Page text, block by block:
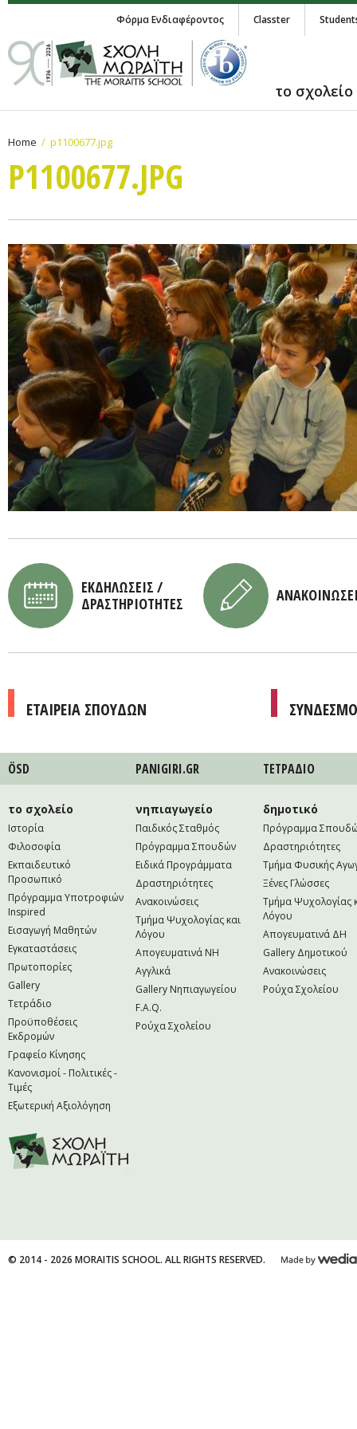
Φόρμα Ενδιαφέροντος Classter
το σχολείο
Home p1100677.jpg
P1100677.JPG
ΕΚΔΗΛΩΣΕΙΣ /
ΔΡΑΣΤΗΡΙΟΤΗΤΕΣ
ΕΤΑΙΡΕΙΑ ΣΠΟΥΔΩΝ
ÖSD PANIGIRI.GR ΤΕΤΡAΔΙΟ
το σχολείο
Ιστορία
Φιλοσοφία
Εκπαιδευτικό
Προσωπικό
Πρόγραμμα Υποτροφιών
Inspired
Εισαγωγή Μαθητών
Εγκαταστάσεις
Πρωτοπορίες
Gallery
Τετράδιο
Προϋποθέσεις
Εκδρομών
Γραφείο Κίνησης
Κανονισμοί - Πολιτικές -
Τιμές
Εξωτερική Αξιολόγηση
νηπιαγωγείο
Παιδικός Σταθμός
Πρόγραμμα Σπουδών
Ειδικά Προγράμματα
Δραστηριότητες
Ανακοινώσεις
Τμήμα Ψυχολογίας και
Λόγου
Απογευματινά NH
Αγγλικά
Gallery Νηπιαγωγείου
F.A.Q.
Ρούχα Σχολείου
δημοτικό
Πρόγραμμα
Δραστηριότητες
Τμήμα Φυσικής
Ξένες Γλώσσες
Τμήμα Ψυχολογίας
Λόγου
Απογευματινά ΔΗ
Gallery Δημοτικού
Ανακοινώσεις
Ρούχα Σχολείου
© 2014 - 2026 MORAITIS SCHOOL. ALL RIGHTS RESERVED.